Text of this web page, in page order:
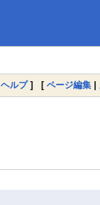
ヘルプ] [ ページ編集 |